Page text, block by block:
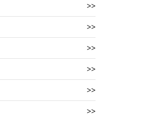
>>
>>
>>
>>
>>
>>